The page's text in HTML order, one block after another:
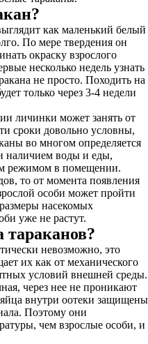
как маленький белый
По мере твердения он
окраску взрослого
несколько недель узнать
не просто. Походить на
только через 3-4 недели
личинки может занять от
сроки довольно условны,
во многом определяется
наличием воды и еды,
режимом в помещении.
то от момента появления
особи может пройти
насекомых
уже не растут.
невозможно, это
их как от механического
условий внешней среды.
через нее не проникают
внутри оотеки защищены
Поэтому они
чем взрослые особи, и